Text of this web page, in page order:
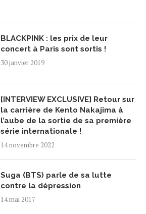
BLACKPINK : les prix de leur
concert à Paris sont sortis !
30 janvier 2019
[INTERVIEW EXCLUSIVE] Retour sur
la carrière de Kento Nakajima à
l’aube de la sortie de sa première
série internationale !
14 novembre 2022
Suga (BTS) parle de sa lutte
contre la dépression
14 mai 2017